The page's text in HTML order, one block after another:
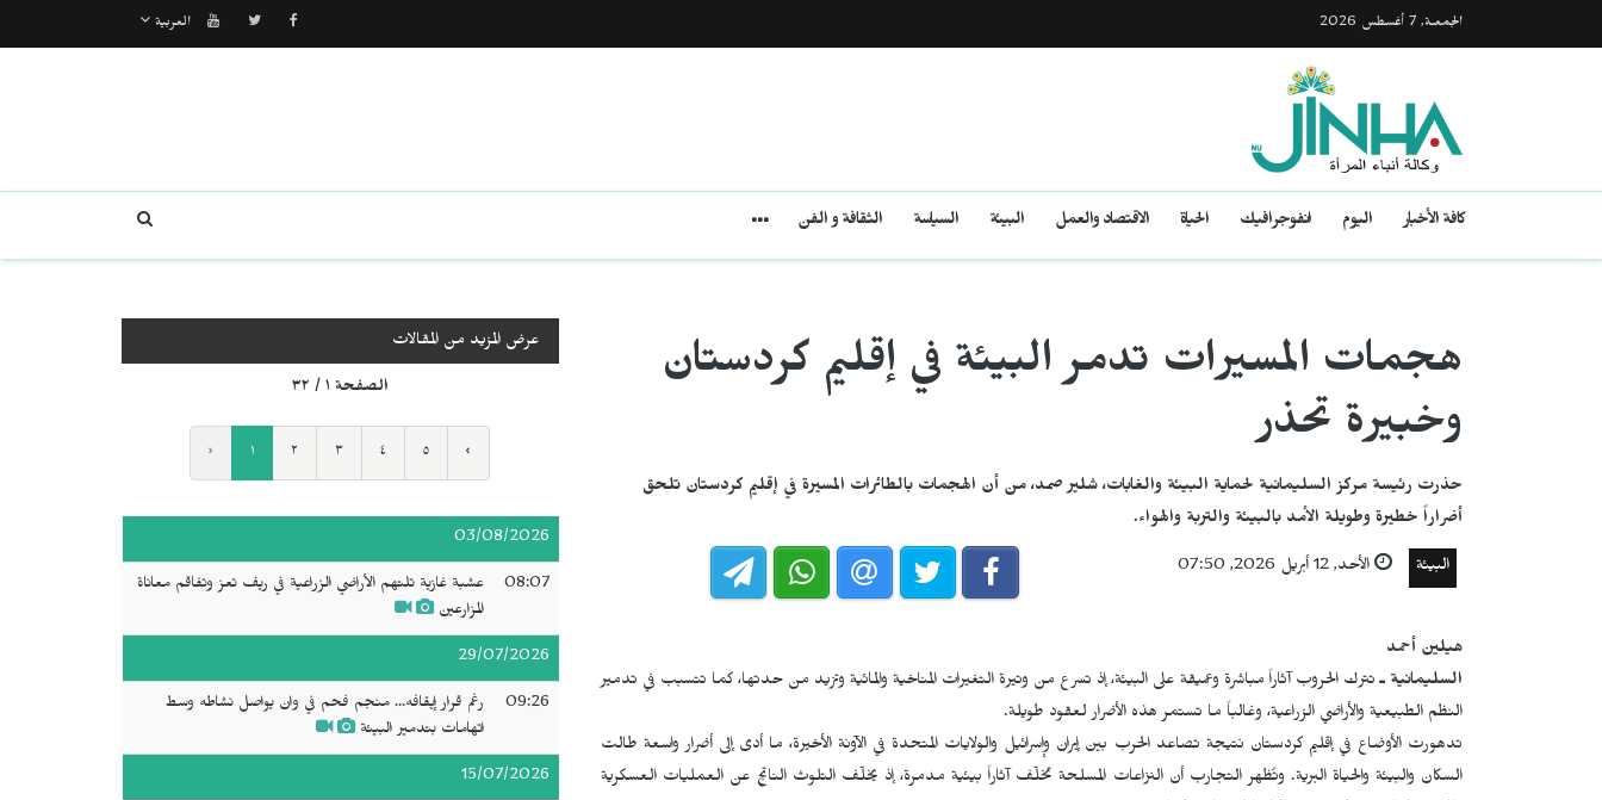
الجمعـة, 7 أغسطس 2026 العربية
كافة الأخبار اليوم انفوجرافيك الحياة الاقتصاد والعمل البيئة السياسة الثقافة و الفن
هجمات المسيرات تدمر البيئة في إقليم كردستان
وخبيرة تحذر
حذرت رئيسة مركز السليمانية لحماية البيئة والغابات، شلير صمد، من أن الهجمات بالطائرات المسيرة في إقليم كردستان تلحق
أضراراً خطيرة وطويلة الأمد بالبيئة والتربة والهواء.
البيئة الأحد, 12 أبريل 2026, 07:50
هيلين أحمد
السليمانية ـتترك الحروب آثاراً مباشرة وعميقة على البيئة، إذ تسرع من وتيرة التغيرات المناخية والمائية وتزيد من حدتها، كما تتسبب في تدمير
النظم الطبيعية والأراضي الزراعية، وغالباً ما تستمر هذه الأضرار لعقود طويلة.
تدهورت الأوضاع في إقليم كردستان نتيجة تصاعد الحرب بين إيران وإسرائيل والولايات المتحدة في الآونة الأخيرة، ما أدى إلى أضرار واسعة طالت
السكان والبيئة والحياة البرية. وتُظهر التجارب أن النزاعات المسلحة تخلّف آثاراً بيئية مدمرة، إذ يخلّف التلوث الناتج عن العمليات العسكرية
عرض المزيد من المقالات
الصفحة ١ / ٣٢
‹ ١ ٢ ٣ ٤ ٥ ›
03/08/2026
08:07
عشبة غازية تلتهم الأراضي الزراعية في ريف تعز وتفاقم معاناة
المزارعين
29/07/2026
09:26
رغم قرار إيقافه... منجم فحم في وان يواصل نشاطه وسط
اتهامات بتدمير البيئة
15/07/2026